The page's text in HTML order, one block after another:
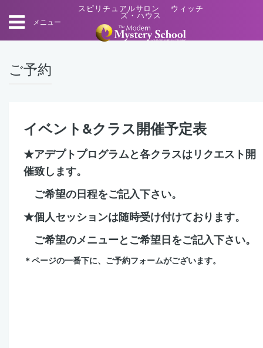
メニュー
スピリチュアルサロン ウィッチ
ズ・ハウス
ご予約
イベント&クラス開催予定表
★アデプトプログラムと各クラスはリクエスト開
催致します。
ご希望の日程をご記入下さい。
★個人セッションは随時受け付けております。
ご希望のメニューとご希望日をご記入下さい。
＊ページの一番下に、ご予約フォームがございます。